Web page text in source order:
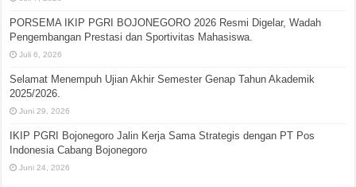
PORSEMA IKIP PGRI BOJONEGORO 2026 Resmi Digelar, Wadah
Pengembangan Prestasi dan Sportivitas Mahasiswa.
Juli 6, 2026
Selamat Menempuh Ujian Akhir Semester Genap Tahun Akademik
2025/2026.
Juni 29, 2026
IKIP PGRI Bojonegoro Jalin Kerja Sama Strategis dengan PT Pos
Indonesia Cabang Bojonegoro
Juni 24, 2026